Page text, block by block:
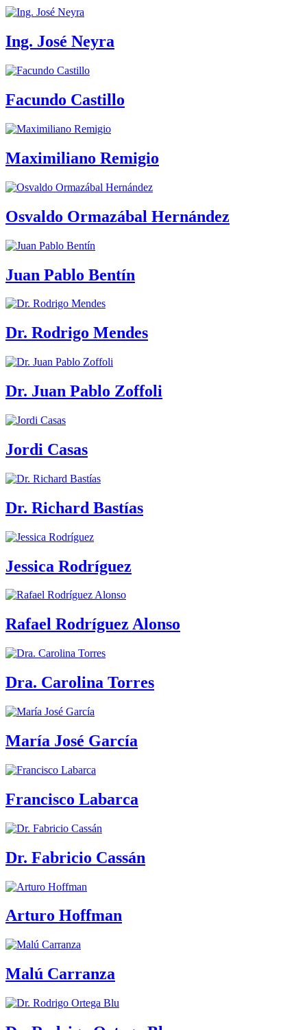
Ing. José Neyra
Facundo Castillo
Maximiliano Remigio
Osvaldo Ormazábal Hernández
Juan Pablo Bentín
Dr. Rodrigo Mendes
Dr. Juan Pablo Zoffoli
Jordi Casas
Dr. Richard Bastías
Jessica Rodríguez
Rafael Rodríguez Alonso
Dra. Carolina Torres
María José García
Francisco Labarca
Dr. Fabricio Cassán
Arturo Hoffman
Malú Carranza